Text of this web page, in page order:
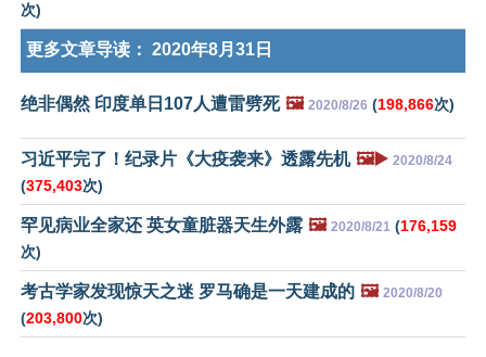
次)
更多文章导读： 2020年8月31日
绝非偶然 印度单日107人遭雷劈死 🖼️ 2020/8/26 (198,866次)
习近平完了！纪录片《大疫袭来》透露先机 🖼️▶️ 2020/8/24
(375,403次)
罕见病业全家还 英女童脏器天生外露 🖼️ 2020/8/21 (176,159
次)
考古学家发现惊天之迷 罗马确是一天建成的 🖼️ 2020/8/20
(203,800次)